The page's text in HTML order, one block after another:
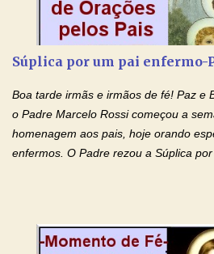
possamos nos livrar de toda opressão
prejudicando a nossa família. Peço
(apresente aqui o seu pedido...) Eu,
coração, confiante que o Senhor me
ter nos dado o Senhor, Jesus, como
agradeço de coração ao Espíri...
Súplica por um pai enfermo-
Boa tarde irmãs e irmãos de fé! Paz e
o Padre Marcelo Rossi começou a
homenagem aos pais, hoje orando
enfermos. O Padre rezou a Súplica
de Nossa Senhora. Adriana dos Anjos-
do Padre Marcelo Rossi por E-mail e